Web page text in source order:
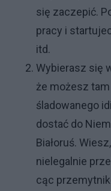
się za­cze­pić.
pra­cy i
itd.
Wy­bie­ra­sz się
że mo­że­sz
śla­do­wa­ne­go
do­stać do
Bia­ło­ruś.
nie­le­gal­nie
cąc